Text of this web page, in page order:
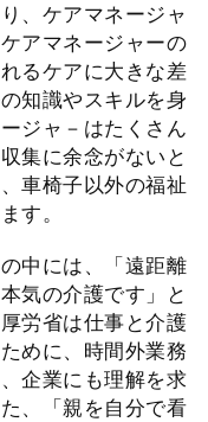
、ケアマネージャ
アマネージャーの
るケアに大きな差
知識やスキルを身
ジャ－はたくさん
集に余念がないと
車椅子以外の福祉
す。
中には、「遠距離
気の介護です」と
労省は仕事と介護
めに、時間外業務
企業にも理解を求
、「親を自分で看